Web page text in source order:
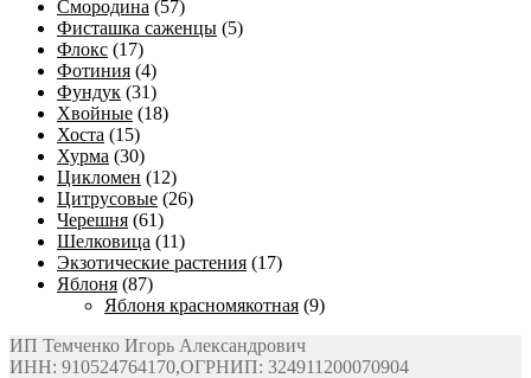
Смородина (57)
Фисташка саженцы (5)
Флокс (17)
Фотиния (4)
Фундук (31)
Хвойные (18)
Хоста (15)
Хурма (30)
Цикломен (12)
Цитрусовые (26)
Черешня (61)
Шелковица (11)
Экзотические растения (17)
Яблоня (87)
Яблоня красномякотная (9)
ИП Темченко Игорь Александрович
ИНН: 910524764170,ОГРНИП: 324911200070904